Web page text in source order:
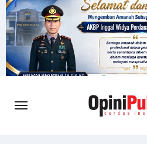
Skip
to
content